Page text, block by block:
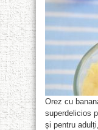
Orez cu
superdelicios
și pentru